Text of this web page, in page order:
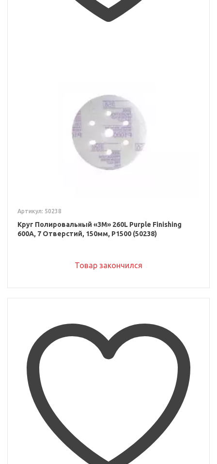
Артикул: 50238
Круг Полировальный «3M» 260L Purple Finishing
600A, 7 Отверстий, 150мм, P1500 (50238)
Товар закончился